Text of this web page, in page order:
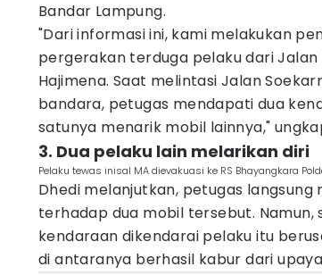
Bandar Lampung.
"Dari informasi ini, kami melakukan
pergerakan terduga pelaku dari
Hajimena. Saat melintasi Jalan
bandara, petugas mendapati dua
satunya menarik mobil lainnya,"
3. Dua pelaku lain melarikan diri
Pelaku tewas inisal MA dievakuasi ke RS Bhayangkara
Dhedi melanjutkan, petugas
terhadap dua mobil tersebut.
kendaraan dikendarai pelaku itu
di antaranya berhasil kabur dari